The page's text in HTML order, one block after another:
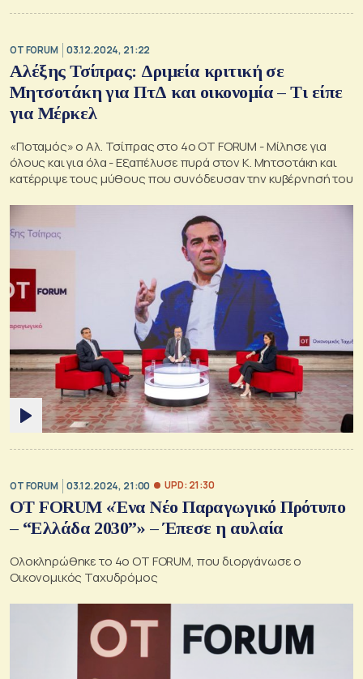
OT FORUM 03.12.2024, 21:22
Αλέξης Τσίπρας: Δριμεία κριτική σε
Μητσοτάκη για ΠτΔ και οικονομία – Τι είπε
για Μέρκελ
«Ποταμός» ο Αλ. Τσίπρας στο 4ο OT FORUM - Μίλησε για
όλους και για όλα - Εξαπέλυσε πυρά στον Κ. Μητσοτάκη και
κατέρριψε τους μύθους που συνόδευσαν την κυβέρνησή του
OT FORUM 03.12.2024, 21:00 UPD: 21:30
ΟΤ FORUM «Ένα Νέο Παραγωγικό Πρότυπο
– “Ελλάδα 2030”» – Έπεσε η αυλαία
Ολοκληρώθηκε το 4ο ΟΤ FORUM, που διοργάνωσε ο
Οικονομικός Ταχυδρόμος